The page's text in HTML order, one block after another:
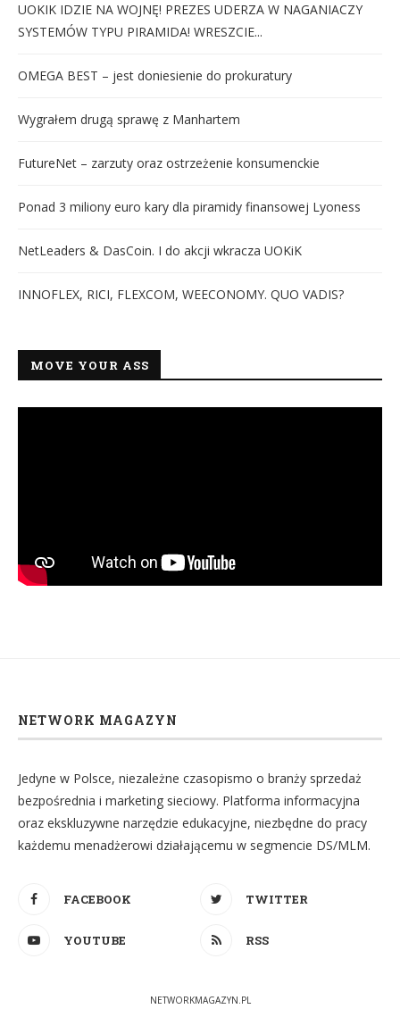
UOKIK IDZIE NA WOJNĘ! PREZES UDERZA W NAGANIACZY
SYSTEMÓW TYPU PIRAMIDA! WRESZCIE...
OMEGA BEST – jest doniesienie do prokuratury
Wygrałem drugą sprawę z Manhartem
FutureNet – zarzuty oraz ostrzeżenie konsumenckie
Ponad 3 miliony euro kary dla piramidy finansowej Lyoness
NetLeaders & DasCoin. I do akcji wkracza UOKiK
INNOFLEX, RICI, FLEXCOM, WEECONOMY. QUO VADIS?
MOVE YOUR ASS
NETWORK MAGAZYN
Jedyne w Polsce, niezależne czasopismo o branży sprzedaż
bezpośrednia i marketing sieciowy. Platforma informacyjna
oraz ekskluzywne narzędzie edukacyjne, niezbędne do pracy
każdemu menadżerowi działającemu w segmencie DS/MLM.
FACEBOOK TWITTER
YOUTUBE RSS
NETWORKMAGAZYN.PL